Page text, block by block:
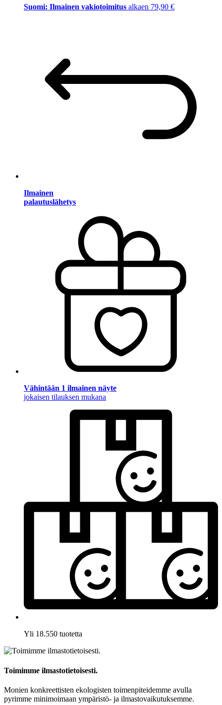
Suomi: Ilmainen vakiotoimitus alkaen 79,90 €
Ilmainen
palautuslähetys
Vähintään 1 ilmainen näyte
jokaisen tilauksen mukana
Yli 18.550 tuotetta
Toimimme ilmastotietoisesti.
Monien konkreettisten ekologisten toimenpiteidemme avulla
pyrimme minimoimaan ympäristö- ja ilmastovaikutuksemme.